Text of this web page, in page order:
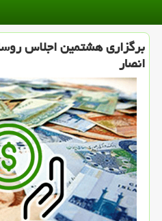
برگزاری هشتمین اجلاس
انصار